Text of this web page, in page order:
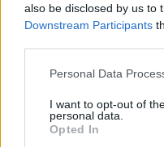
also be disclosed by us to
Downstream Participants
Please note that this
not limited to your visit or
grant or deny consent to
use your data for below
Personal Data
I want to opt-out of
personal data.
Opted In